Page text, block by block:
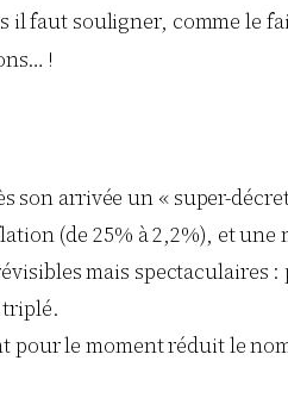
il faut souligner, comme le
!
arrivée un « super-décret
(de 25% à 2,2%), et une
mais spectaculaires :
triplé.
pour le moment réduit le